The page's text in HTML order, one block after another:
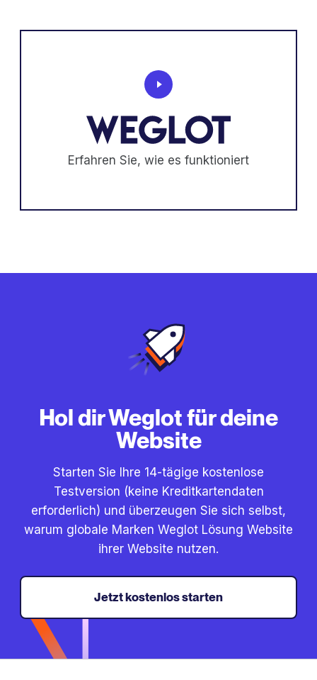
Erfahren Sie, wie es funktioniert
Hol dir Weglot für deine
Website
Starten Sie Ihre 14-tägige kostenlose
Testversion (keine Kreditkartendaten
erforderlich) und überzeugen Sie sich selbst,
warum globale Marken Weglot Lösung Website
ihrer Website nutzen.
Jetzt kostenlos starten